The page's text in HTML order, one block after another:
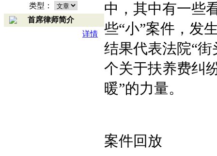
类型：
首席律师简介
详情
中，其中有一些
些“小”案件，发
结果代表法院“
个关于扶养费纠
暖”的力量。
案件回放